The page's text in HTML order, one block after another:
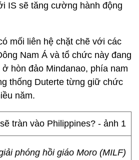
IS sẽ tăng cường hành động
mối liên hệ chặt chẽ với các
Nam Á và tổ chức này đang
hòn đảo Mindanao, phía nam
thống Duterte từng giữ chức
năm.
phóng hồi giáo Moro (MILF)